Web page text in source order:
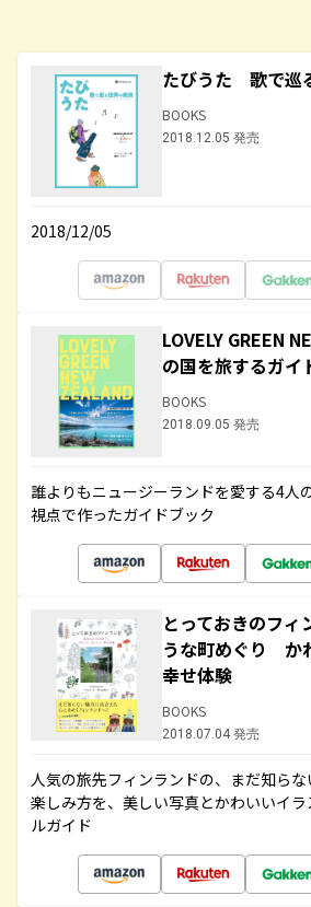
たびうた 歌で巡
BOOKS
2018.12.05 発売
2018/12/05
LOVELY GREEN
の国を旅するガイ
BOOKS
2018.09.05 発売
誰よりもニュージーランドを愛する4人
視点で作ったガイドブック
とっておきのフ
うな町めぐり か
幸せ体験
BOOKS
2018.07.04 発売
人気の旅先フィンランドの、まだ知ら
楽しみ方を、美しい写真とかわいいイ
ルガイド